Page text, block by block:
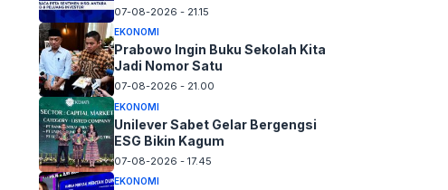
07-08-2026 - 21.15
EKONOMI
Prabowo Ingin Buku Sekolah Kita
Jadi Nomor Satu
07-08-2026 - 21.00
EKONOMI
Unilever Sabet Gelar Bergengsi
ESG Bikin Kagum
07-08-2026 - 17.45
EKONOMI